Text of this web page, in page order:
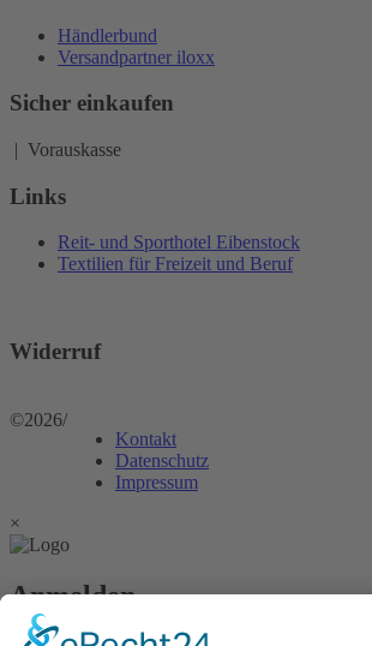
Händlerbund
Versandpartner iloxx
Sicher einkaufen
| Vorauskasse
Links
Reit- und Sporthotel Eibenstock
Textilien für Freizeit und Beruf
Widerruf
©2026/
Kontakt
Datenschutz
Impressum
×
Anmelden